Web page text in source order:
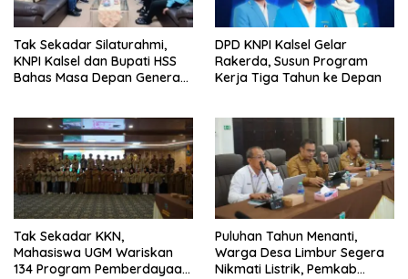
Tak Sekadar Silaturahmi,
KNPI Kalsel dan Bupati HSS
Bahas Masa Depan Generasi
DPD KNPI Kalsel Gelar
Rakerda, Susun Program
Kerja Tiga Tahun ke Depan
Tak Sekadar KKN,
Mahasiswa UGM Wariskan
134 Program Pemberdayaan
Puluhan Tahun Menanti,
Warga Desa Limbur Segera
Nikmati Listrik, Pemkab